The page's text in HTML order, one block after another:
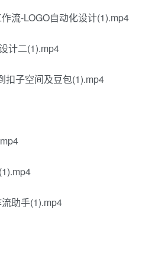
流-LOGO自动化设计(1).mp4
计二(1).mp4
扣子空间及豆包(1).mp4
助手(1).mp4